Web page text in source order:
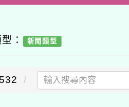
： 新聞類型